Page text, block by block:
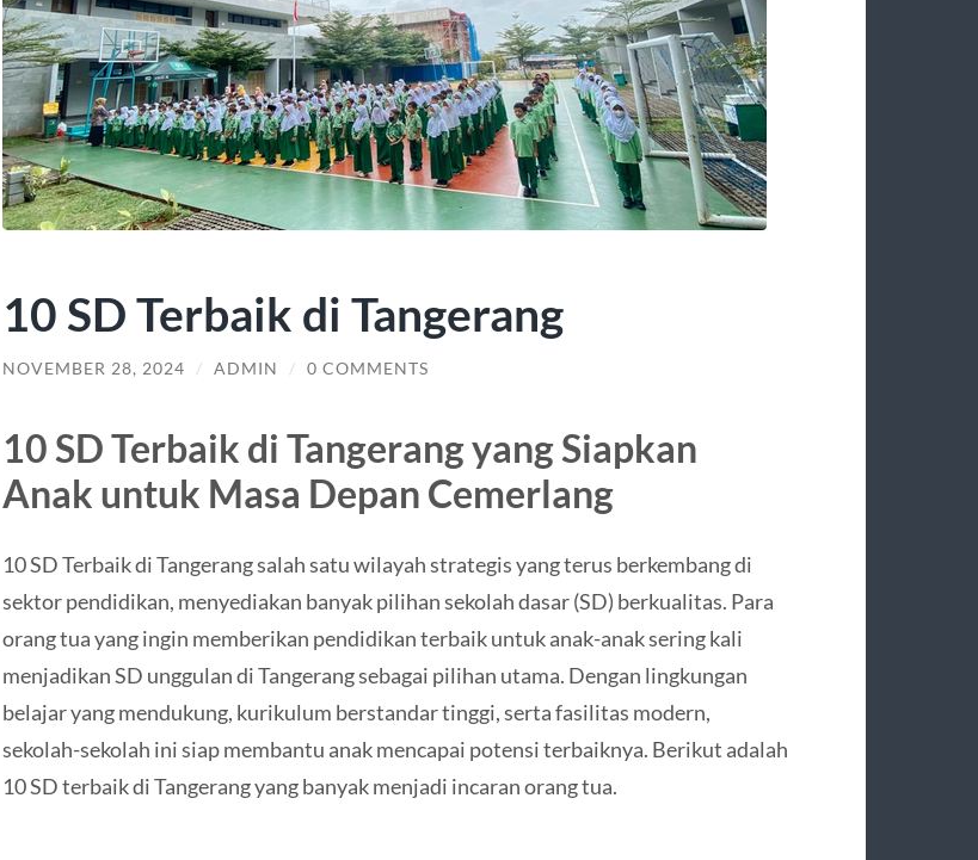
10 SD Terbaik di Tangerang
NOVEMBER 28, 2024 / ADMIN / 0 COMMENTS
10 SD Terbaik di Tangerang yang Siapkan
Anak untuk Masa Depan Cemerlang
10 SD Terbaik di Tangerang salah satu wilayah strategis yang terus berkembang di
sektor pendidikan, menyediakan banyak pilihan sekolah dasar (SD) berkualitas. Para
orang tua yang ingin memberikan pendidikan terbaik untuk anak-anak sering kali
menjadikan SD unggulan di Tangerang sebagai pilihan utama. Dengan lingkungan
belajar yang mendukung, kurikulum berstandar tinggi, serta fasilitas modern,
sekolah-sekolah ini siap membantu anak mencapai potensi terbaiknya. Berikut adalah
10 SD terbaik di Tangerang yang banyak menjadi incaran orang tua.